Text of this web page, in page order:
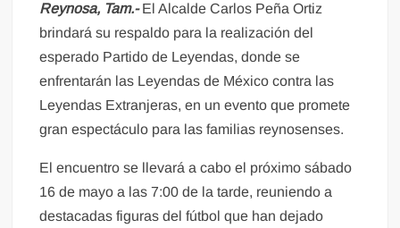
Reynosa, Tam.-El Alcalde Carlos Peña Ortiz
brindará su respaldo para la realización del
esperado Partido de Leyendas, donde se
enfrentarán las Leyendas de México contra las
Leyendas Extranjeras, en un evento que promete
gran espectáculo para las familias reynosenses.
El encuentro se llevará a cabo el próximo sábado
16 de mayo a las 7:00 de la tarde, reuniendo a
destacadas figuras del fútbol que han dejado